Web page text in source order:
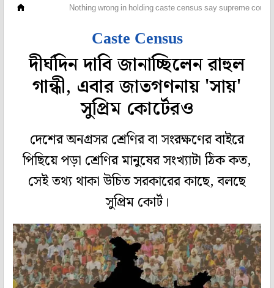
Nothing wrong in holding caste census say supreme court
Caste Census
দীর্ঘদিন দাবি জানাচ্ছিলেন রাহুল
গান্ধী, এবার জাতগণনায় 'সায়'
সুপ্রিম কোর্টেরও
দেশের অনগ্রসর শ্রেণির বা সংরক্ষণের বাইরে
পিছিয়ে পড়া শ্রেণির মানুষের সংখ্যাটা ঠিক কত,
সেই তথ্য থাকা উচিত সরকারের কাছে, বলছে
সুপ্রিম কোর্ট।